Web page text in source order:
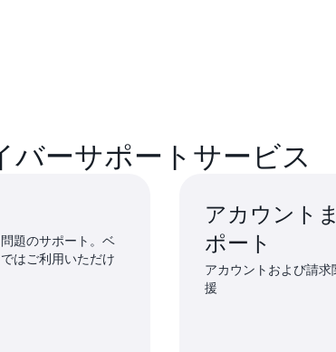
バーサポートサービス
題のサポート。ベ
はご利用いただけ
アカウント
ポート
アカウントおよび請
援